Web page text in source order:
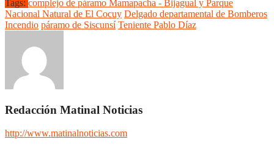
Tags: complejo de páramo Mamapacha - Bijagual y Parque
Nacional Natural de El Cocuy Delgado departamental de Bomberos
Incendio páramo de Siscunsí Teniente Pablo Díaz
Redacción Matinal Noticias
http://www.matinalnoticias.com